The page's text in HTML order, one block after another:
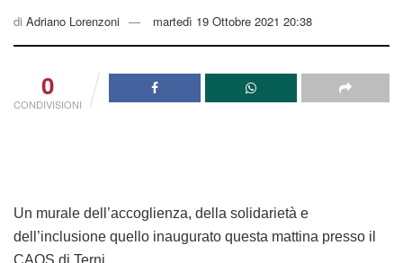
di Adriano Lorenzoni martedì 19 Ottobre 2021 20:38
0
CONDIVISIONI
Un murale dell’accoglienza, della solidarietà e
dell’inclusione quello inaugurato questa mattina presso il
CAOS di Terni.